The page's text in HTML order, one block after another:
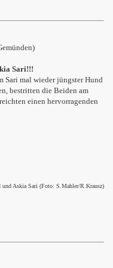
Sari!!!
Sari mal wieder jüngster Hund
bestritten die Beiden am
einen hervorragenden
und Askia Sari (Foto: S.Mahler/R.Krausz)